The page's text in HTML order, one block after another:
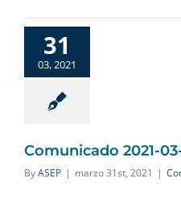
31
03, 2021
Comunicado 2021-
ByASEP | marzo 31st, 2021 |